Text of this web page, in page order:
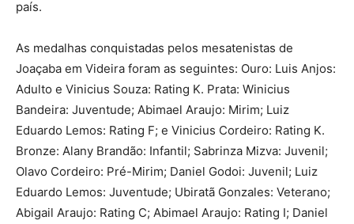
país.
As medalhas conquistadas pelos mesatenistas de
Joaçaba em Videira foram as seguintes: Ouro: Luis Anjos:
Adulto e Vinicius Souza: Rating K. Prata: Winicius
Bandeira: Juventude; Abimael Araujo: Mirim; Luiz
Eduardo Lemos: Rating F; e Vinicius Cordeiro: Rating K.
Bronze: Alany Brandão: Infantil; Sabrinza Mizva: Juvenil;
Olavo Cordeiro: Pré-Mirim; Daniel Godoi: Juvenil; Luiz
Eduardo Lemos: Juventude; Ubiratã Gonzales: Veterano;
Abigail Araujo: Rating C; Abimael Araujo: Rating I; Daniel